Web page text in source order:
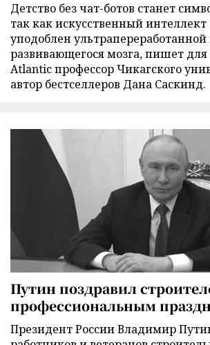
Детство без чат-ботов станет
так как искусственный интеллект
уподоблен
развивающегося мозга, пишет
Atlantic профессор Чикагского
автор бестселлеров Дана Саскинд.
Путин поздравил
профессиональным
Президент России Владимир